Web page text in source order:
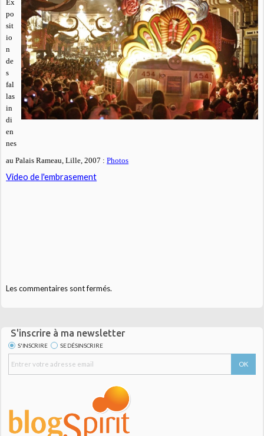
Ex
po
sit
io
n
de
s
fal
las
in
di
en
nes
au Palais Rameau, Lille, 2007 : Photos
Video de l'embrasement
Les commentaires sont fermés.
S'inscrire à ma newsletter
S'INSCRIRE SE DÉSINSCRIRE